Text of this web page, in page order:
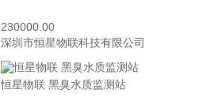
230000.00
深圳市恒星物联科技有限公司
恒星物联 黑臭水质监测站